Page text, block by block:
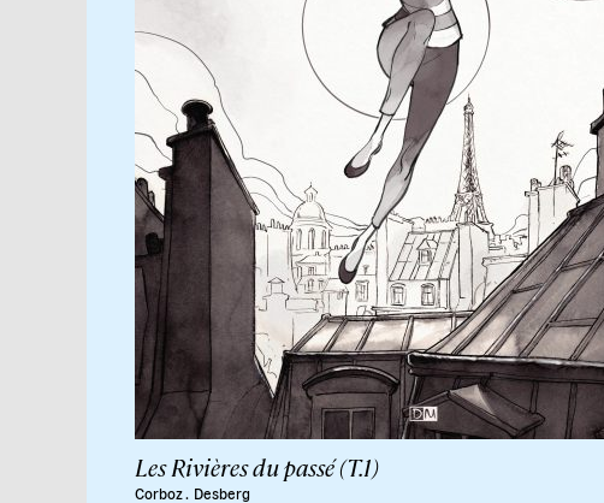
Les Rivières du passé (T.1)
Corboz Desberg